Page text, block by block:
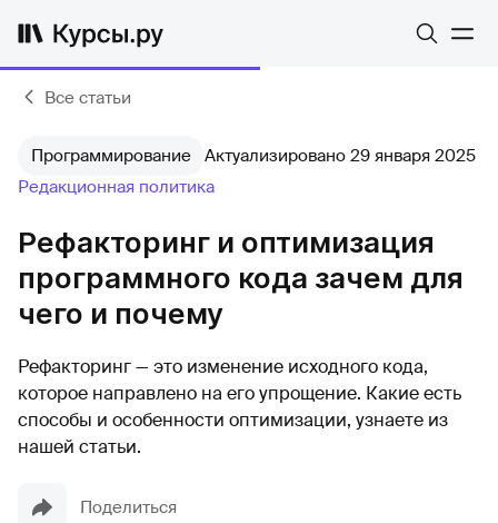
Все статьи
Программирование Актуализировано 29 января 2025
Редакционная политика
Рефакторинг и оптимизация
программного кода зачем для
чего и почему
Рефакторинг — это изменение исходного кода,
которое направлено на его упрощение. Какие есть
способы и особенности оптимизации, узнаете из
нашей статьи.
Поделиться